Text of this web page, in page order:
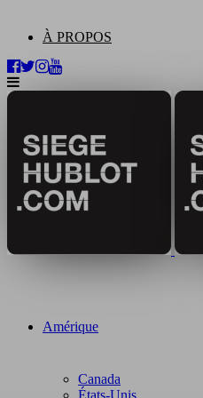
À PROPOS
Amérique
Canada
États-Unis